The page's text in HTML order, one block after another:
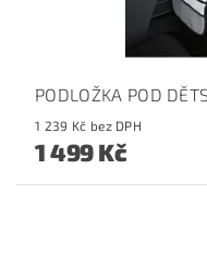
PODLOŽKA POD
1 239 Kč bez DPH
1 499 Kč